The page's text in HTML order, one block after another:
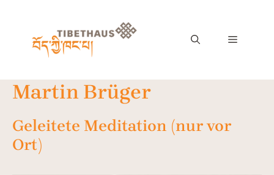
Martin Brüger
Geleitete Meditation (nur vor
Ort)